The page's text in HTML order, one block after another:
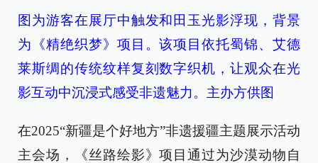
图为游客在展厅中触发和田玉光影浮现，背景
为《精绝织梦》项目。该项目依托蜀锦、艾德
莱斯绸的传统纹样复刻数字织机，让观众在光
影互动中沉浸式感受非遗魅力。主办方供图
在2025“新疆是个好地方”非遗援疆主题展示活动
主会场，《丝路绘影》项目通过为沙漠动物自